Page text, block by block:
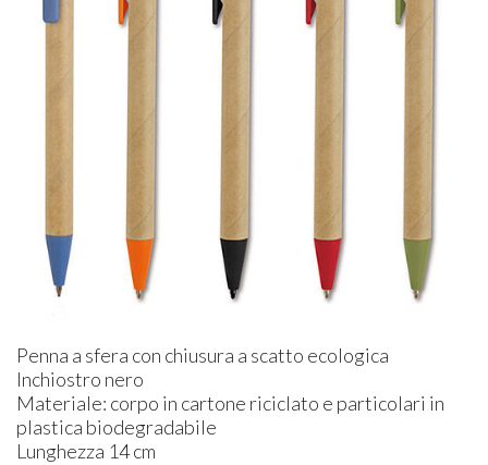
Penna a sfera con chiusura a scatto ecologica
Inchiostro nero
Materiale: corpo in cartone riciclato e particolari in
plastica biodegradabile
Lunghezza 14 cm